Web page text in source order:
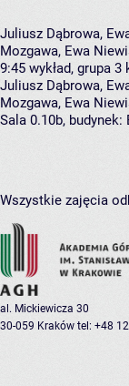
Juliusz Dąbrowa,
Mozgawa, Ewa
9:45 wykład, grupa 3
Juliusz Dąbrowa,
Mozgawa, Ewa
Sala 0.10b, budynek:
Wszystkie zajęcia
al. Mickiewicza 30
30-059 Kraków tel: +48